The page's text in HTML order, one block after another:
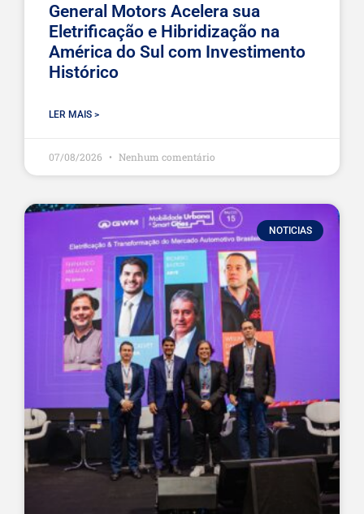
General Motors Acelera sua
Eletrificação e Hibridização na
América do Sul com Investimento
Histórico
LER MAIS >
07/08/2026 Nenhum comentário
NOTICIAS